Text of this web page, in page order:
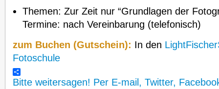
Themen: Zur Zeit nur “Grundlagen der
Termine: nach Vereinbarung (telefonisch)
zum Buchen (Gutschein): In den
Fotoschule
Bitte weitersagen! Per E-mail, Twitter,